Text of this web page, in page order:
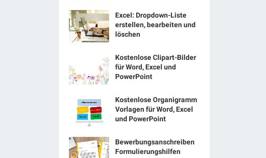
Excel: Dropdown-Liste
erstellen, bearbeiten und
löschen
Kostenlose Clipart-Bilder
für Word, Excel und
PowerPoint
Kostenlose Organigramm
Vorlagen für Word, Excel
und PowerPoint
Bewerbungsanschreiben
Formulierungshilfen